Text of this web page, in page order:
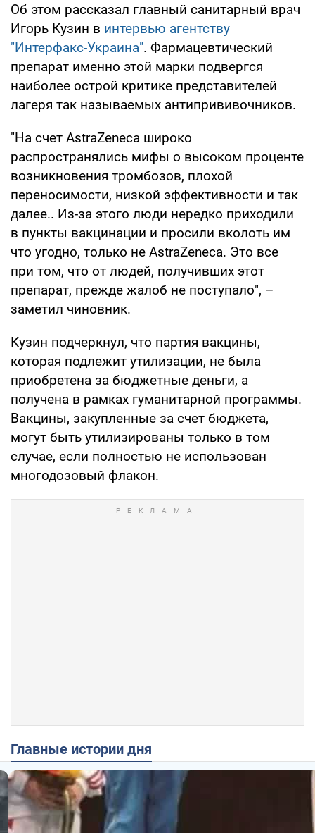
Об этом рассказал главный санитарный врач
Игорь Кузин в интервью агентству
"Интерфакс-Украина". Фармацевтический
препарат именно этой марки подвергся
наиболее острой критике представителей
лагеря так называемых антипрививочников.
"На счет AstraZeneca широко
распространялись мифы о высоком проценте
возникновения тромбозов, плохой
переносимости, низкой эффективности и так
далее.. Из-за этого люди нередко приходили
в пункты вакцинации и просили вколоть им
что угодно, только не AstraZeneca. Это все
при том, что от людей, получивших этот
препарат, прежде жалоб не поступало", –
заметил чиновник.
Кузин подчеркнул, что партия вакцины,
которая подлежит утилизации, не была
приобретена за бюджетные деньги, а
получена в рамках гуманитарной программы.
Вакцины, закупленные за счет бюджета,
могут быть утилизированы только в том
случае, если полностью не использован
многодозовый флакон.
Главные истории дня